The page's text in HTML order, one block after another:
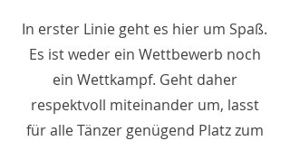
In erster Linie geht es hier um Spaß.
Es ist weder ein Wettbewerb noch
ein Wettkampf. Geht daher
respektvoll miteinander um, lasst
für alle Tänzer genügend Platz zum